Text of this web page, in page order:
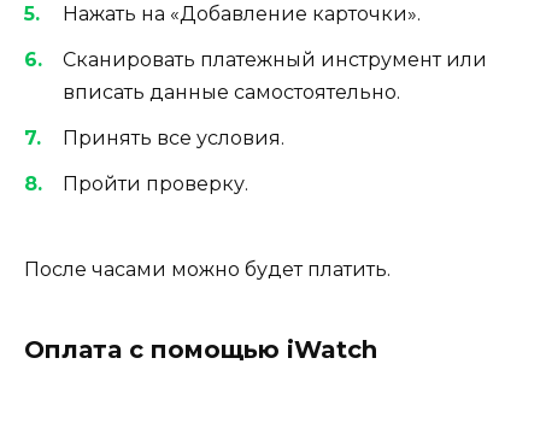
Нажать на «Добавление карточки».
Сканировать платежный инструмент или
вписать данные самостоятельно.
Принять все условия.
Пройти проверку.
После часами можно будет платить.
Оплата с помощью iWatch